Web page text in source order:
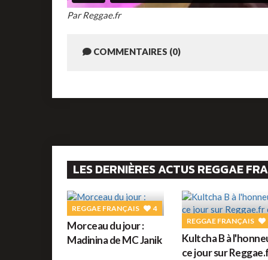
Par Reggae.fr
COMMENTAIRES (0)
LES DERNIÈRES ACTUS REGGAE
REGGAE FRANÇAIS 4
Morceau du jour :
Madinina de MC Janik
REGGAE FRANÇAIS
Kultcha B à
ce jour sur